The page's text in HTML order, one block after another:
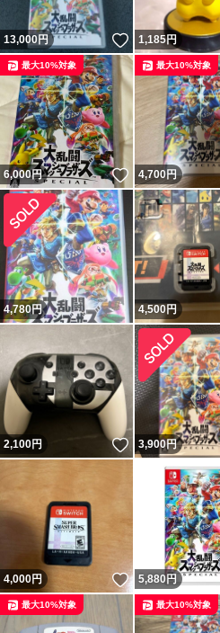
13,000円 いいね！
1,185円
6,000円 いいね！
最大10%対象
4,700円
最大10%対象
4,780円 4,500円
2,100円 いいね！
3,900円
4,000円 いいね！
5,880円
最大10%対象 最大10%対象